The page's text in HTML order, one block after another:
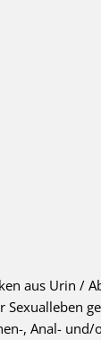
aus Urin /
Sexualleben
, Anal- und/